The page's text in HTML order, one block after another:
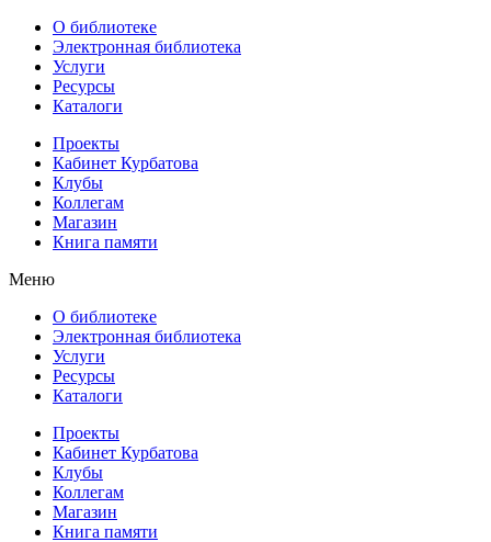
О библиотеке
Электронная библиотека
Услуги
Ресурсы
Каталоги
Проекты
Кабинет Курбатова
Клубы
Коллегам
Магазин
Книга памяти
Меню
О библиотеке
Электронная библиотека
Услуги
Ресурсы
Каталоги
Проекты
Кабинет Курбатова
Клубы
Коллегам
Магазин
Книга памяти